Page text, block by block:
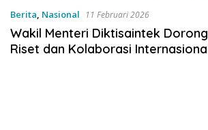
Berita, Nasional 11 Februari 2026
Wakil Menteri Diktisaintek
Riset dan Kolaborasi